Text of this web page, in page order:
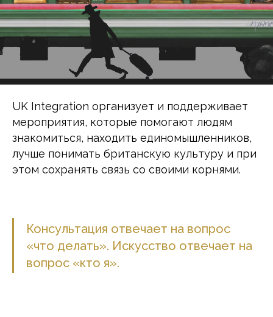
UK Integration организует и поддерживает
мероприятия, которые помогают людям
знакомиться, находить единомышленников,
лучше понимать британскую культуру и при
этом сохранять связь со своими корнями.
Консультация отвечает на вопрос
«что делать». Искусство отвечает на
вопрос «кто я».